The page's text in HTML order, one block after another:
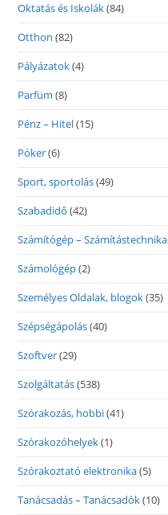
Oktatás és Iskolák(84)
Otthon (82)
Pályázatok(4)
Parfüm (8)
Pénz – Hitel(15)
Póker(6)
Sport, sportolás(49)
Szabadidő (42)
Számítógép – Számítástechnika
Számológép(2)
Személyes Oldalak, blogok(35)
Szépségápolás(40)
Szoftver(29)
Szolgáltatás(538)
Szórakozás, hobbi(41)
Szórakozóhelyek(1)
Szórakoztató elektronika(5)
Tanácsadás – Tanácsadók(10)